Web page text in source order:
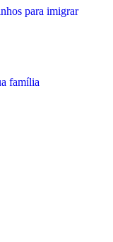
para imigrar
família